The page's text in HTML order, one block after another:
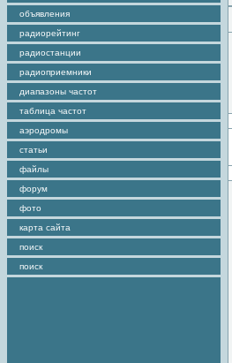
объявления
радиорейтинг
радиостанции
радиоприемники
диапазоны частот
таблица частот
аэродромы
статьи
файлы
форум
фото
карта сайта
поиск
поиск